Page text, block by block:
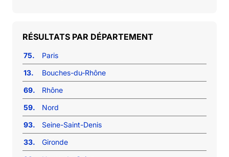
RÉSULTATS PAR DÉPARTEMENT
75.
Paris
13.
Bouches-du-Rhône
69.
Rhône
59.
Nord
93.
Seine-Saint-Denis
33.
Gironde